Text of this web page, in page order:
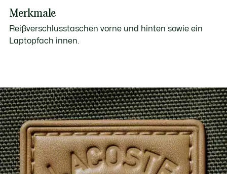
Merkmale
Reißverschlusstaschen vorne und hinten sowie ein
Laptopfach innen.